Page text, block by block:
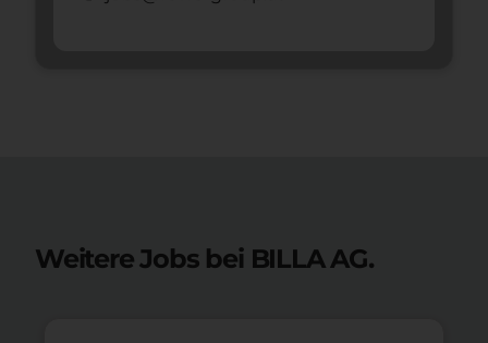
Weitere Jobs bei BILLA AG.